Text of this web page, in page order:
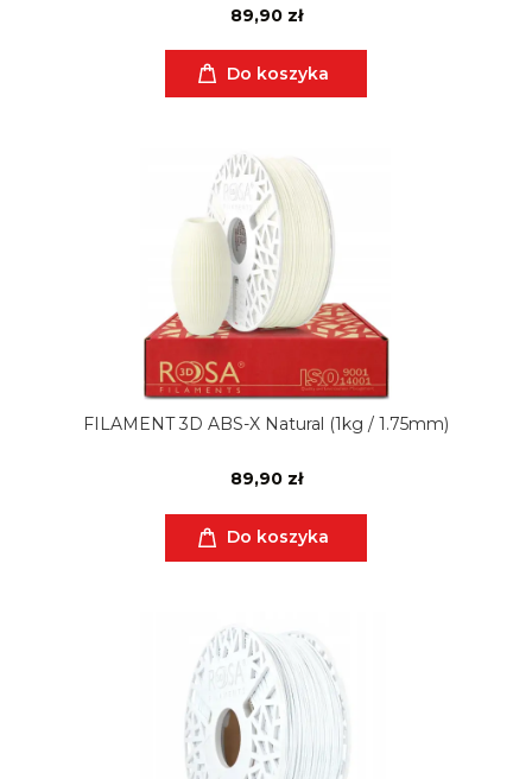
89,90 zł
Do koszyka
FILAMENT 3D ABS-X Natural (1kg / 1.75mm)
89,90 zł
Do koszyka